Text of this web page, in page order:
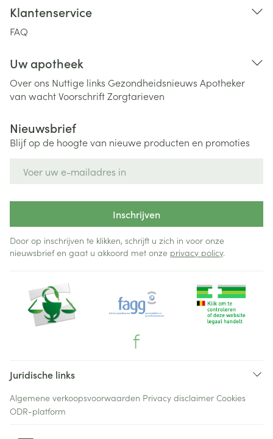
Klantenservice
FAQ
Uw apotheek
Over ons Nuttige links Gezondheidsnieuws Apotheker
van wachtVoorschriftZorgtarieven
Nieuwsbrief
Blijf op de hoogte van nieuwe producten en promoties
Inschrijven
Door op inschrijven te klikken, schrijft u zich in voor onze
nieuwsbrief en gaat u akkoord met onze privacy policy.
Juridische links
Algemene verkoopsvoorwaarden Privacy disclaimer Cookies
ODR-platform